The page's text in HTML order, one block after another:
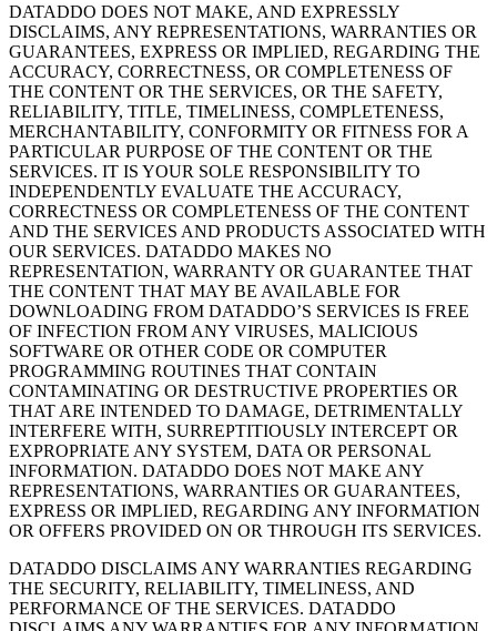
DATADDO DOES NOT MAKE, AND EXPRESSLY
DISCLAIMS, ANY REPRESENTATIONS, WARRANTIES OR
GUARANTEES, EXPRESS OR IMPLIED, REGARDING THE
ACCURACY, CORRECTNESS, OR COMPLETENESS OF
THE CONTENT OR THE SERVICES, OR THE SAFETY,
RELIABILITY, TITLE, TIMELINESS, COMPLETENESS,
MERCHANTABILITY, CONFORMITY OR FITNESS FOR A
PARTICULAR PURPOSE OF THE CONTENT OR THE
SERVICES. IT IS YOUR SOLE RESPONSIBILITY TO
INDEPENDENTLY EVALUATE THE ACCURACY,
CORRECTNESS OR COMPLETENESS OF THE CONTENT
AND THE SERVICES AND PRODUCTS ASSOCIATED WITH
OUR SERVICES. DATADDO MAKES NO
REPRESENTATION, WARRANTY OR GUARANTEE THAT
THE CONTENT THAT MAY BE AVAILABLE FOR
DOWNLOADING FROM DATADDO’S SERVICES IS FREE
OF INFECTION FROM ANY VIRUSES, MALICIOUS
SOFTWARE OR OTHER CODE OR COMPUTER
PROGRAMMING ROUTINES THAT CONTAIN
CONTAMINATING OR DESTRUCTIVE PROPERTIES OR
THAT ARE INTENDED TO DAMAGE, DETRIMENTALLY
INTERFERE WITH, SURREPTITIOUSLY INTERCEPT OR
EXPROPRIATE ANY SYSTEM, DATA OR PERSONAL
INFORMATION. DATADDO DOES NOT MAKE ANY
REPRESENTATIONS, WARRANTIES OR GUARANTEES,
EXPRESS OR IMPLIED, REGARDING ANY INFORMATION
OR OFFERS PROVIDED ON OR THROUGH ITS SERVICES.
DATADDO DISCLAIMS ANY WARRANTIES REGARDING
THE SECURITY, RELIABILITY, TIMELINESS, AND
PERFORMANCE OF THE SERVICES. DATADDO